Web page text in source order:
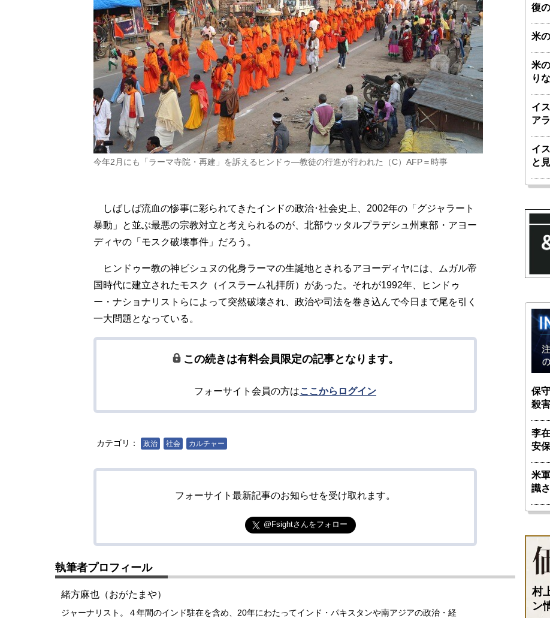
今年2月にも「ラーマ寺院・再建」を訴えるヒンドゥ―教徒の行進が行われた（C）AFP＝時事
しばしば流血の惨事に彩られてきたインドの政治･社会史上、2002年の「グジャラート
暴動」と並ぶ最悪の宗教対立と考えられるのが、北部ウッタルプラデシュ州東部・アヨー
ディヤの「モスク破壊事件」だろう。
ヒンドゥー教の神ビシュヌの化身ラーマの生誕地とされるアヨーディヤには、ムガル帝
国時代に建立されたモスク（イスラーム礼拝所）があった。それが1992年、ヒンドゥ
ー・ナショナリストらによって突然破壊され、政治や司法を巻き込んで今日まで尾を引く
一大問題となっている。
この続きは有料会員限定の記事となります。
フォーサイト会員の方はここからログイン
カテゴリ： 政治 社会 カルチャー
フォーサイト最新記事のお知らせを受け取れます。
@Fsightさんをフォロー
執筆者プロフィール
緒方麻也（おがたまや）
ジャーナリスト。４年間のインド駐在を含め、20年にわたってインド・パキスタンや南アジアの政治・経
復
米
米
り
イ
ア
イ
と
保
殺
李
安
米
識
村
ン